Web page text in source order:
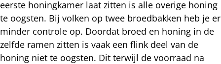
eerste honingkamer laat zitten is alle overige honing
te oogsten. Bij volken op twee broedbakken heb je er
minder controle op. Doordat broed en honing in de
zelfde ramen zitten is vaak een flink deel van de
honing niet te oogsten. Dit terwijl de voorraad na